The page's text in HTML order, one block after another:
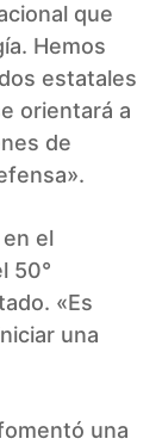
que
Hemos
estatales
orientará a
de
el
50°
«Es
una
una